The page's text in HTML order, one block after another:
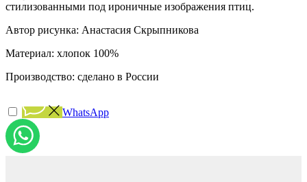
стилизованными под ироничные изображения птиц.
Автор рисунка: Анастасия Скрыпникова
Материал: хлопок 100%
Производство: сделано в России
WhatsApp